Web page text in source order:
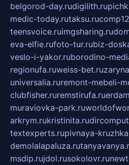
belgorod-day.rudigilith.ru
medic-today.rutaksu.ru
teensvoice.ruimgsharing.ru
eva-elfie.rufoto-tur.rubiz-
veslo-i-yakor.ruborodino-
regionufa.ruweiss-bet.ru
universalia.ruremont-mebeli-
clubfisher.ruremstirufa.ru
muraviovka-park.ru
arkrym.rukristinita.ru
textexperts.rupivnaya-
demolalapaluza.ru
msdip.rujdol.rusokolovr.ru